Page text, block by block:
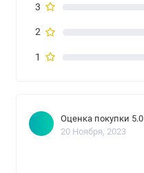
3
2
1
Оценка покупки 5.0
20 Ноября, 2023